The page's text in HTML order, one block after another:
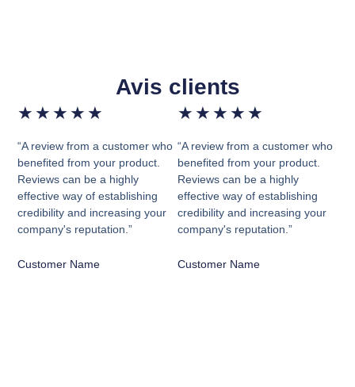
Avis clients
★ ★ ★ ★ ★
“A review from a customer who
benefited from your product.
Reviews can be a highly
effective way of establishing
credibility and increasing your
company's reputation.”
Customer Name
★ ★ ★ ★ ★
“A review from a customer who
benefited from your product.
Reviews can be a highly
effective way of establishing
credibility and increasing your
company's reputation.”
Customer Name